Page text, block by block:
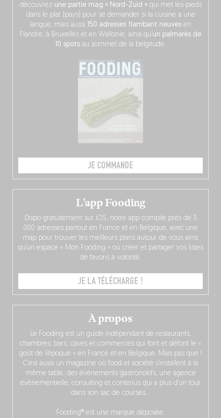
découvrez une partie mag « Nord-Zuid » qui met les pieds
dans le plat (pays) pour se demander si la cuisine a une
langue, mais aussi 150 adresses flambant neuvesen
Flandre, à Bruxelles et en Wallonie, ainsi qu’ un palmarès de
10 spots au sommet de la belgitude.
JE COMMANDE
À propos
Le Fooding est un guide indépendant de restaurants,
chambres, bars, caves et commerces qui font et défont le «
goût de l’époque » en France et en Belgique. Mais pas que !
C’est aussi un magazine où food et société s’installent à la
même table, des événements gastronokifs, une agence
événementielle, consulting et contenus qui a plus d’un tour
dans son sac de courses…
Fooding® est une marque déposée.
L’app Fooding
Dispo gratuitement sur iOS, notre app compile près de 3
000 adresses partout en France et en Belgique, avec une
map pour trouver les meilleurs plans autour de vous ainsi
qu’un espace « Mon Fooding » où créer et partager vos listes
de favoris à volonté.
JE LA TÉLÉCHARGE !